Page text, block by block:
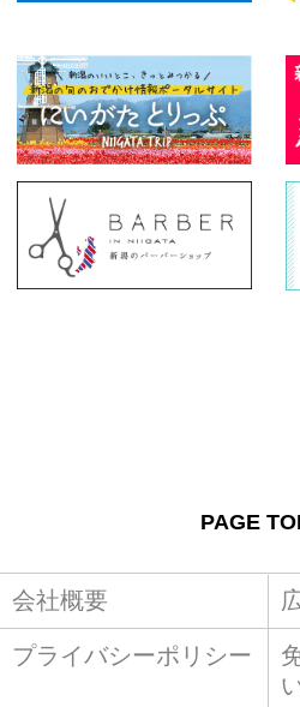
PAGE
会社概要
プライバシーポリシー